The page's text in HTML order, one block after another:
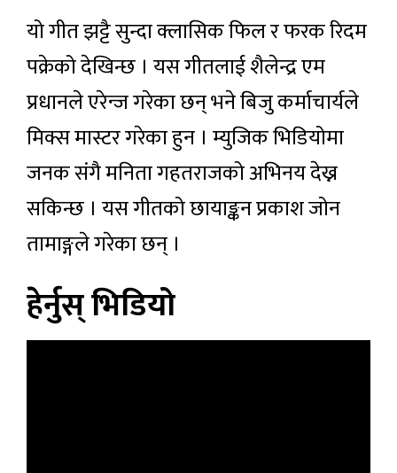
यो गीत झट्टै सुन्दा क्लासिक फिल र फरक रिदम
पक्रेको देखिन्छ । यस गीतलाई शैलेन्द्र एम
प्रधानले एरेन्ज गरेका छन् भने बिजु कर्माचार्यले
मिक्स मास्टर गरेका हुन । म्युजिक भिडियोमा
जनक संगै मनिता गहतराजको अभिनय देख्न
सकिन्छ । यस गीतको छायाङ्कन प्रकाश जोन
तामाङ्गले गरेका छन् ।
हेर्नुस् भिडियो